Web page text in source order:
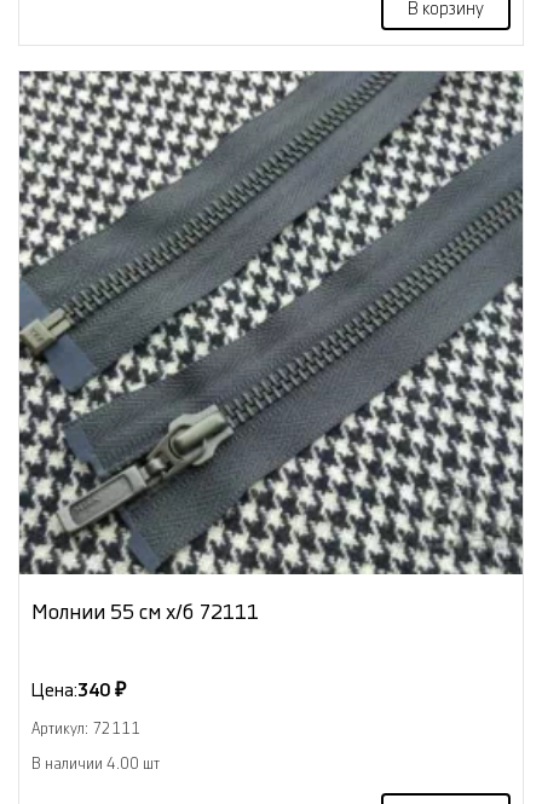
В корзину
Молнии 55 см х/б 72111
Цена:340 ₽
Артикул: 72111
В наличии 4.00 шт